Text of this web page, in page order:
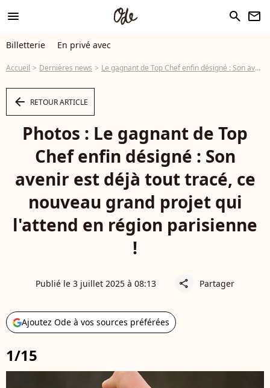
menu search newsletter
Billetterie En privé avec
Accueil Dernières news Le gagnant de Top Chef enfin désigné : Son avenir est déjà tout tracé, ce nouveau grand projet qui l'attend en région parisienne !
arrow_left RETOUR ARTICLE
Photos : Le gagnant de Top
Chef enfin désigné : Son
avenir est déjà tout tracé, ce
nouveau grand projet qui
l'attend en région parisienne
!
Publié le 3 juillet 2025 à 08:13 share Partager
Ajoutez Ode à vos sources préférées
1/15